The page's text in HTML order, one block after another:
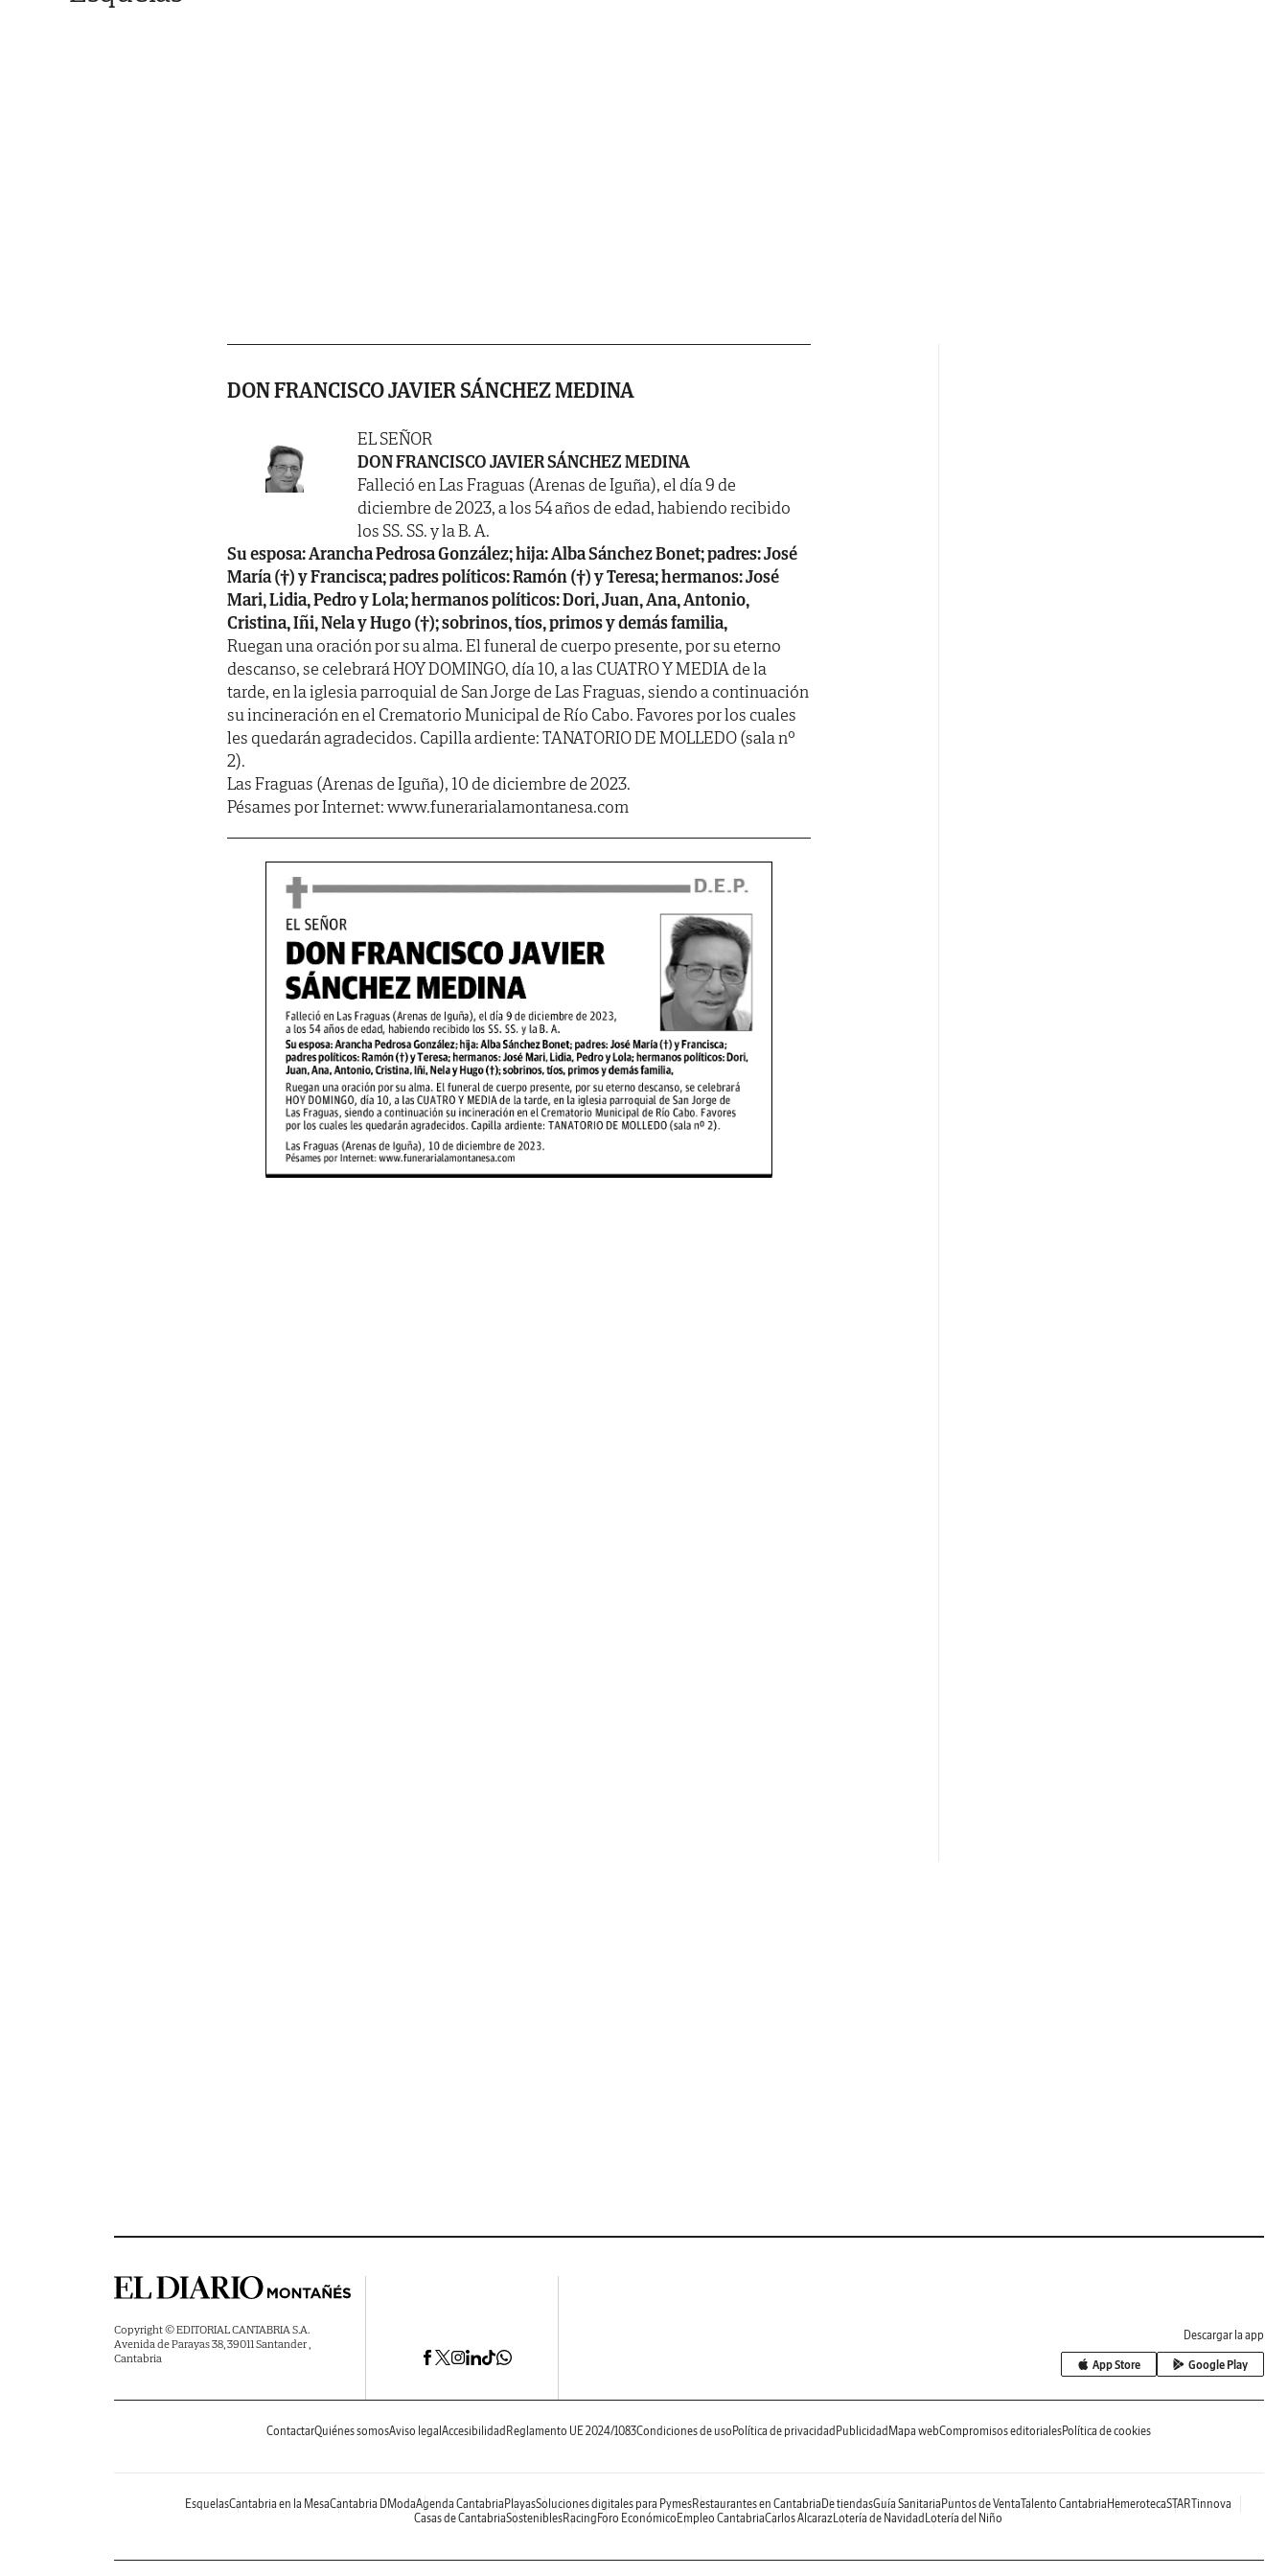
DON FRANCISCO JAVIER SÁNCHEZ MEDINA
EL SEÑOR
DON FRANCISCO JAVIER SÁNCHEZ MEDINA
Falleció en Las Fraguas (Arenas de Iguña), el día 9 de
diciembre de 2023, a los 54 años de edad, habiendo recibido
los SS. SS. y la B. A.
Su esposa: Arancha Pedrosa González; hija: Alba Sánchez Bonet; padres: José
María (†) y Francisca; padres políticos: Ramón (†) y Teresa; hermanos: José
Mari, Lidia, Pedro y Lola; hermanos políticos: Dori, Juan, Ana, Antonio,
Cristina, Iñi, Nela y Hugo (†); sobrinos, tíos, primos y demás familia,
Ruegan una oración por su alma. El funeral de cuerpo presente, por su eterno
descanso, se celebrará HOY DOMINGO, día 10, a las CUATRO Y MEDIA de la
tarde, en la iglesia parroquial de San Jorge de Las Fraguas, siendo a continuación
su incineración en el Crematorio Municipal de Río Cabo. Favores por los cuales
les quedarán agradecidos. Capilla ardiente: TANATORIO DE MOLLEDO (sala nº
2).
Las Fraguas (Arenas de Iguña), 10 de diciembre de 2023.
Pésames por Internet: www.funerarialamontanesa.com
Copyright © EDITORIAL CANTABRIA S.A.
Avenida de Parayas 38, 39011 Santander ,
Cantabria
Descargar la app
App Store Google Play
ContactarQuiénes somosAviso legal Accesibilidad Reglamento UE 2024/1083Condiciones de uso Política de privacidad Publicidad Mapa webCompromisos editorialesPolítica de cookies
EsquelasCantabria en la MesaCantabria DModaAgenda Cantabria PlayasSoluciones digitales para PymesRestaurantes en Cantabria De tiendasGuía Sanitaria Puntos de VentaTalento Cantabria HemerotecaSTARTinnova
Casas de CantabriaSosteniblesRacing Foro Económico Empleo CantabriaCarlos AlcarazLotería de Navidad Lotería del Niño